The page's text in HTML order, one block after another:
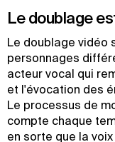
Le doublage
Le doublage vidéo
personnages
acteur vocal qui
et l'évocation des
Le processus de
compte chaque
en sorte que la